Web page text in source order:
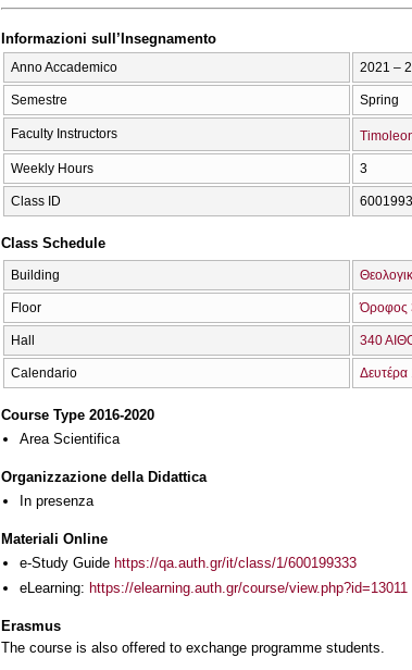
Informazioni sull’Insegnamento
Anno Accademico 2021 –
Semestre Spring
Faculty Instructors
Weekly Hours 3
Class ID
Class Schedule
Building
Floor Όροφος
Hall 340
Calendario
Course Type 2016-2020
Area Scientifica
Organizzazione della Didattica
In presenza
Materiali Online
e-Study Guide https://qa.auth.gr/it/class/1/600199333
eLearning: https://elearning.auth.gr/course/view.php?id=13011
Erasmus
The course is also offered to exchange programme students.